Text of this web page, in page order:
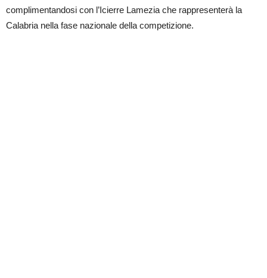
complimentandosi con l’Icierre Lamezia che rappresenterà la
Calabria nella fase nazionale della competizione.